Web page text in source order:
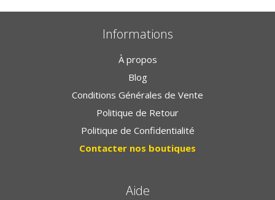
Informations
À propos
Blog
Conditions Générales de Vente
Politique de Retour
Politique de Confidentialité
Contacter nos boutiques
Aide